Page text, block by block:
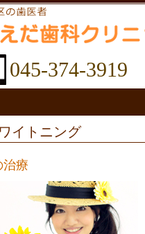
045-374-3919
イトニング
治療